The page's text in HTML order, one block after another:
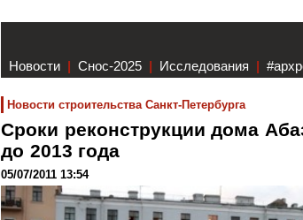
Новости | Снос-2025 | Исследования |
Новости строительства Санкт-Петербурга
Сроки реконструкции дома
до 2013 года
05/07/2011 13:54